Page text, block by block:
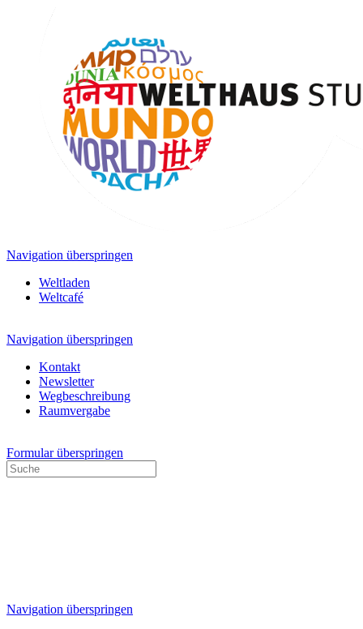
Navigation überspringen
Weltladen
Weltcafé
Navigation überspringen
Kontakt
Newsletter
Wegbeschreibung
Raumvergabe
Formular überspringen
Navigation überspringen